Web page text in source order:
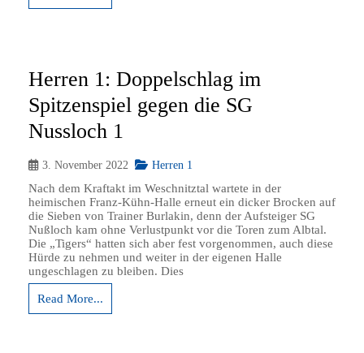
Herren 1: Doppelschlag im
Spitzenspiel gegen die SG
Nussloch 1
3. November 2022
Herren 1
Nach dem Kraftakt im Weschnitztal wartete in der
heimischen Franz-Kühn-Halle erneut ein dicker Brocken auf
die Sieben von Trainer Burlakin, denn der Aufsteiger SG
Nußloch kam ohne Verlustpunkt vor die Toren zum Albtal.
Die „Tigers“ hatten sich aber fest vorgenommen, auch diese
Hürde zu nehmen und weiter in der eigenen Halle
ungeschlagen zu bleiben. Dies
Read More...